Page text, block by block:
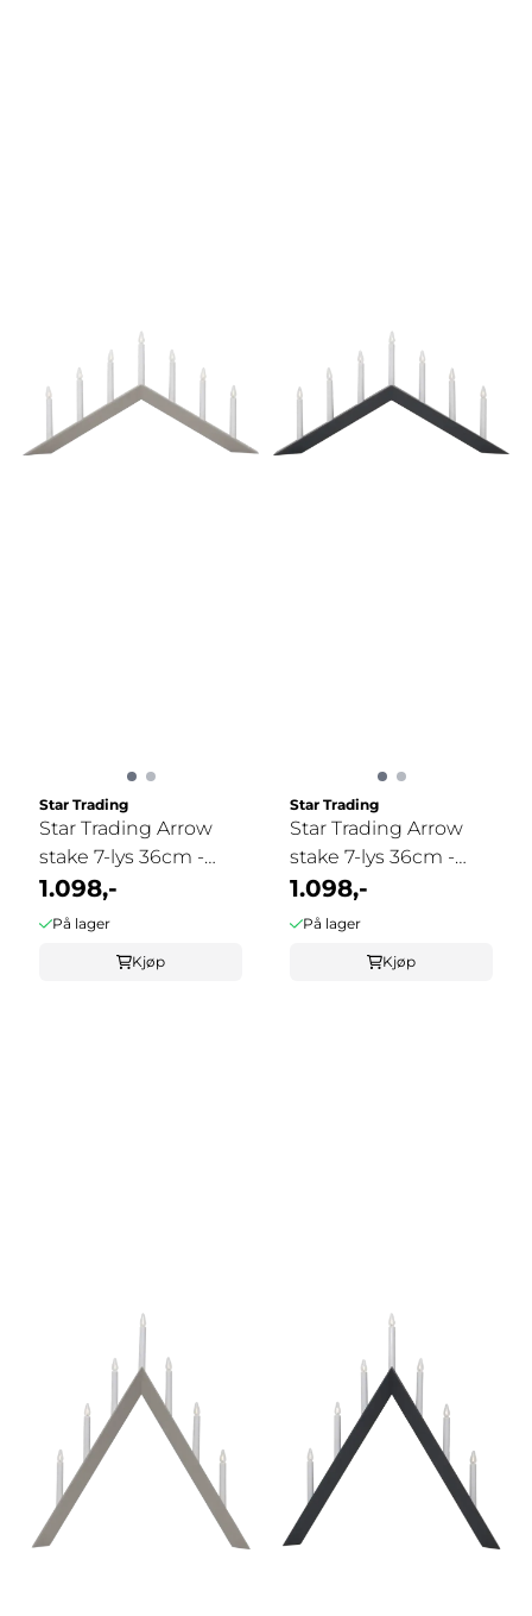
Star Trading
Star Trading Arrow
stake 7-lys 36cm -
elephant
1.098,-
På lager
Kjøp
Star Trading
Star Trading Arrow
stake 7-lys 36cm -
grafitt
1.098,-
På lager
Kjøp